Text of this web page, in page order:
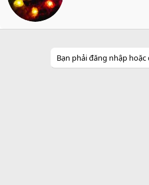
n
Bạn phải đăng nhập